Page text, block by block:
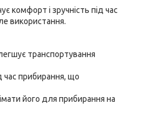
комфорт і зручність під час
використання.
транспортування
час прибирання, що
його для прибирання на